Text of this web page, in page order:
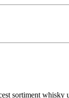
sortiment whisky